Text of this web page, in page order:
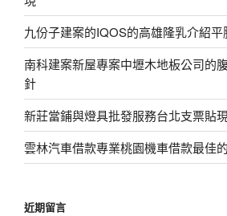
九份子建案的IQOS的高雄隆乳介紹
南科建案新屋專案中壢木地板公司的
針
新莊當鋪與燈具批發服務台北支票貼
雲林汽車借款專業桃園機車借款最佳
近期留言